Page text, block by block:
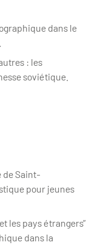
dans le
: les
soviétique.
de Saint-
pour jeunes
les pays étrangers”
dans la